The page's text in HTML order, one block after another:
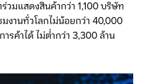
วมแสดงสินค้ากว่า 1,100 บริษัท
งานทั่วโลกไม่น้อยกว่า 40,000
รค้าได้ ไม่ต่ำกว่า 3,300 ล้าน